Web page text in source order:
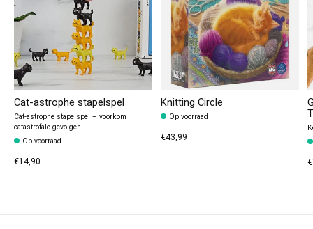
Cat-astrophe stapelspel
Cat-astrophe stapelspel – voorkom
catastrofale gevolgen
Op voorraad
€14,90
Knitting Circle
Op voorraad
€43,99